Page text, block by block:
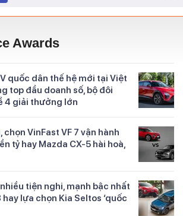
Awards
quốc dân thế hệ mới tại Việt
top đầu doanh số, bộ đôi
4 giải thưởng lớn
chọn VinFast VF 7 vận hành
tỷ hay Mazda CX-5 hài hoà,
tiện nghi, mạnh bậc nhất
lựa chọn Kia Seltos ‘quốc